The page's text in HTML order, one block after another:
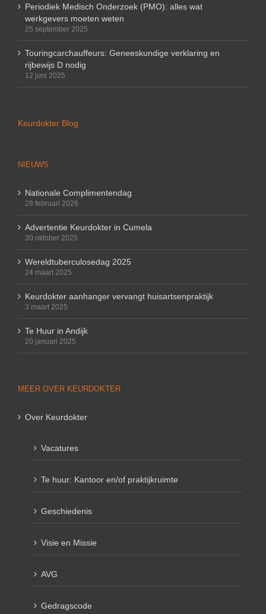
Periodiek Medisch Onderzoek (PMO): alles wat
werkgevers moeten weten
25 september 2025
Touringcarchauffeurs: Geneeskundige verklaring en
rijbewijs D nodig
12 juni 2025
Keurdokter Blog
NIEUWS
Nationale Complimentendag
28 februari 2026
Advertentie Keurdokter in Cumela
30 oktober 2025
Wereldtuberculosedag 2025
24 maart 2025
Keurdokter aanhanger vervangt huisartsenpraktijk
3 maart 2025
Te Huur in Andijk
20 januari 2025
MEER OVER KEURDOKTER
Over Keurdokter
Vacatures
Te huur: Kantoor en/of praktijkruimte
Geschiedenis
Visie en Missie
AVG
Gedragscode